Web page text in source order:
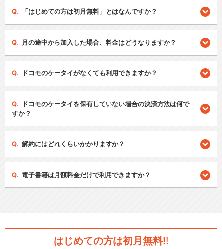
「はじめての方は初月無料」とはなんですか？
月の途中から加入した場合、料金はどうなりますか？
ドコモのケータイがなくても利用できますか？
ドコモのケータイを保有していない場合の決済方法は何で
すか？
解約にはどれくらいかかりますか？
電子書籍は月額料金だけで利用できますか？
はじめての方は初月無料!!